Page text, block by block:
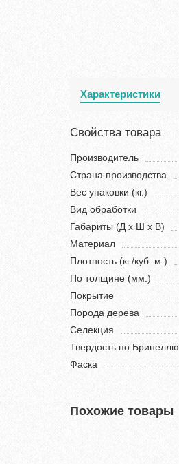
Характеристики
Свойства товара
Производитель
Страна производства
Вес упаковки (кг.)
Вид обработки
Габариты (Д х Ш х В)
Материал
Плотность (кг./куб. м.)
По толщине (мм.)
Покрытие
Порода дерева
Селекция
Твердость по Бринеллю
Фаска
Похожие товары